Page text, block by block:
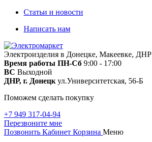
Статьи и новости
Написать нам
Электроизделия в Донецке, Макеевке, ДНР
Время работы ПН-Сб 9:00 - 17:00
ВС Выходной
ДНР, г. Донецк ул.Университетская, 56-Б
Поможем сделать покупку
+7 949 317-04-94
Перезвоните мне
Позвонить Кабинет Корзина Меню